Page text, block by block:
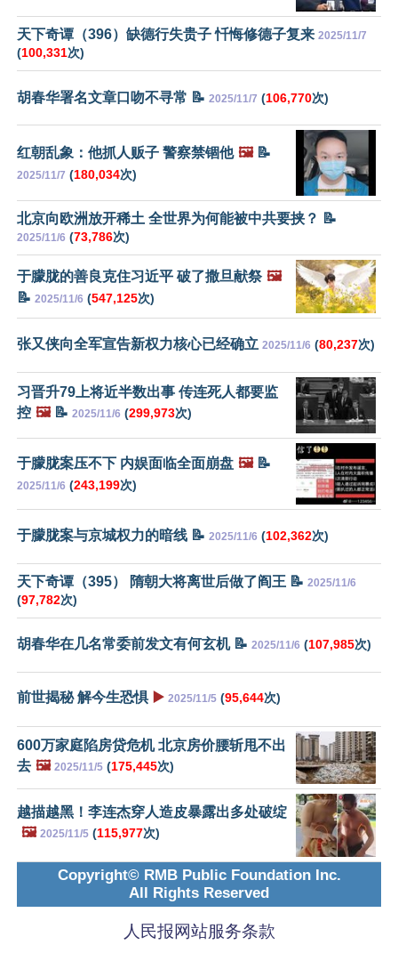
天下奇谭（396）缺德行失贵子 忏悔修德子复来 2025/11/7
(100,331次)
胡春华署名文章口吻不寻常 📝 2025/11/7 (106,770次)
红朝乱象：他抓人贩子 警察禁锢他 🖼️📝
2025/11/7 (180,034次)
北京向欧洲放开稀土 全世界为何能被中共要挟？ 📝
2025/11/6 (73,786次)
于朦胧的善良克住习近平 破了撒旦献祭 🖼️
📝 2025/11/6 (547,125次)
张又侠向全军宣告新权力核心已经确立 2025/11/6 (80,237次)
习晋升79上将近半数出事 传连死人都要监
控 🖼️📝 2025/11/6 (299,973次)
于朦胧案压不下 内娱面临全面崩盘 🖼️📝
2025/11/6 (243,199次)
于朦胧案与京城权力的暗线 📝 2025/11/6 (102,362次)
天下奇谭（395） 隋朝大将离世后做了阎王 📝 2025/11/6
(97,782次)
胡春华在几名常委前发文有何玄机 📝 2025/11/6 (107,985次)
前世揭秘 解今生恐惧 ▶️ 2025/11/5 (95,644次)
600万家庭陷房贷危机 北京房价腰斩甩不出
去 🖼️ 2025/11/5 (175,445次)
越描越黑！李连杰穿人造皮暴露出多处破绽
🖼️ 2025/11/5 (115,977次)
Copyright© RMB Public Foundation Inc.
All Rights Reserved
人民报网站服务条款